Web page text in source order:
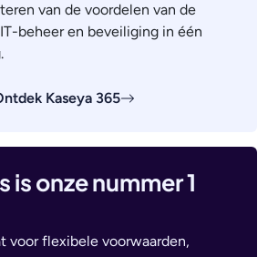
van de voordelen van de
beheer en beveiliging in één
Kaseya 365
is onze nummer 1
voor flexibele voorwaarden,